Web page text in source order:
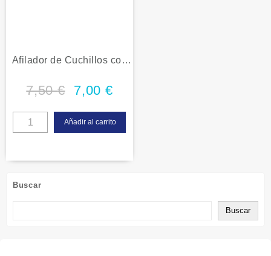
Buscar
Buscar
Afilador de Cuchillos con
7,50€ 7,00 €
Añadir al carrito